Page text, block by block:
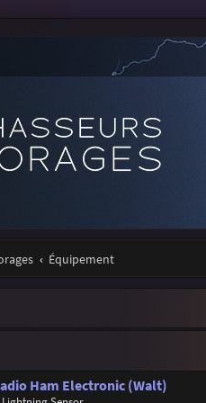
Équipement
Ham Electronic (Walt)